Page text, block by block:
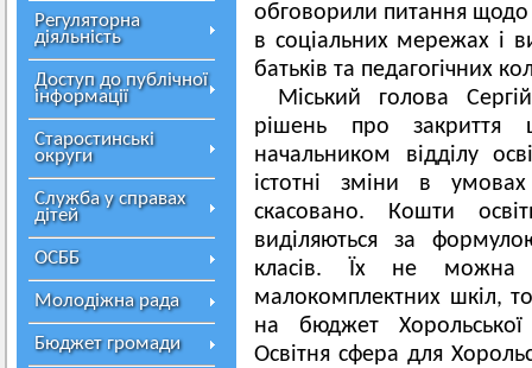
Регуляторна
діяльність
Доступ до публічної
інформації
Старостинські
округи
Служба у справах
дітей
ОСББ
Молодіжна рада
Бюджет громади
обговорили питання щодо
в соціальних мережах і
батьків та педагогічних
Міський голова
рішень про
начальником відділу
істотні зміни в
скасовано. Кошти
виділяються за
класів. Їх не можна
малокомплектних шкіл,
на бюджет Хорольської
Освітня сфера для